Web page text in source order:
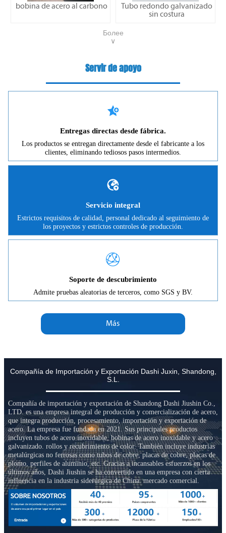
bobina de acero al carbono
Tubo redondo galvanizado
sin costura
Более
∨
Servir de apoyo

Entregas directas desde fábrica.
Los productos se entregan directamente desde el fabricante a los
clientes, eliminando tediosos pasos intermedios.

Servicio integral
Estrictos requisitos de calidad, personal dedicado al seguimiento de
los proyectos y estrictos controles de producción.

Soporte de descubrimiento
Admite pruebas aleatorias de terceros, como SGS y BV.
Más
Compañía de Importación y Exportación Dashi Juxin, Shandong,
S.L.
Compañía de importación y exportación de Shandong Dashi Jiushin Co.,
LTD. es una empresa integral de producción y comercialización de acero,
que integra producción, procesamiento, importación y exportación de
acero. La empresa fue fundada en 2021. Sus principales productos
incluyen tubos de acero inoxidable, bobinas de acero inoxidable y acero
galvanizado. rollos y recubrimiento de color. También incluye industrias
metalúrgicas no ferrosas como tubos de cobre, placas de cobre, placas de
plomo, perfiles de aluminio, etc. Gracias a incansables esfuerzos en los
últimos años, Dashi Jiushin se ha convertido en una empresa con cierta
influencia en la industria siderúrgica de China. mercado comercial.